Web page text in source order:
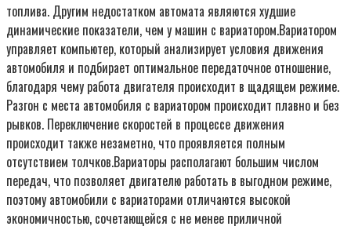
топлива. Другим недостатком автомата являются худшие
динамические показатели, чем у машин с вариатором.Вариатором
управляет компьютер, который анализирует условия движения
автомобиля и подбирает оптимальное передаточное отношение,
благодаря чему работа двигателя происходит в щадящем режиме.
Разгон с места автомобиля с вариатором происходит плавно и без
рывков. Переключение скоростей в процессе движения
происходит также незаметно, что проявляется полным
отсутствием толчков.Вариаторы располагают большим числом
передач, что позволяет двигателю работать в выгодном режиме,
поэтому автомобили с вариаторами отличаются высокой
экономичностью, сочетающейся с не менее приличной